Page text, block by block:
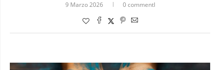
9 Marzo 2026 0 commentI